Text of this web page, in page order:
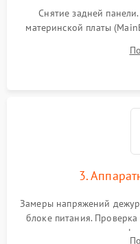
Снятие задней
материнской платы
Проверка надежности
3.
Замеры напряжений
блоке питания.
помощью